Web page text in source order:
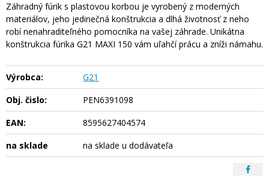
Záhradný fúrik s plastovou korbou je vyrobený z moderných
materiálov, jeho jedinečná konštrukcia a dlhá životnosť z neho
robí nenahraditeľného pomocníka na vašej záhrade. Unikátna
konštrukcia fúrika G21 MAXI 150 vám uľahčí prácu a zníži námahu.
Výrobca:
G21
Obj. čislo:
PEN6391098
EAN:
8595627404574
na sklade
na sklade u dodávateľa